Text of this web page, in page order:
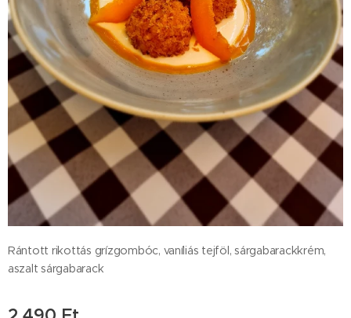
Rántott rikottás grízgombóc, vaníliás tejföl, sárgabarackkrém,
aszalt sárgabarack